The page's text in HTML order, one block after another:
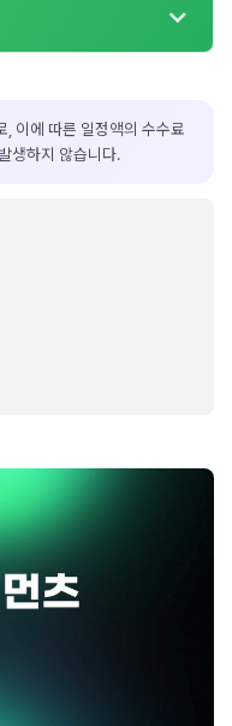
, 이에 따른 일정액의 수수료
생하지 않습니다.